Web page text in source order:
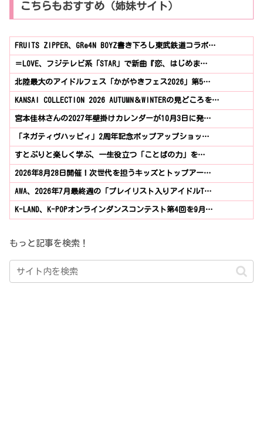
こちらもおすすめ（姉妹サイト）
FRUITS ZIPPER、GRe4N BOYZ書き下ろし東武鉄道コラボ…
＝LOVE、フジテレビ系「STAR」で新曲『恋、はじめま…
北陸最大のアイドルフェス「かがやきフェス2026」第5…
KANSAI COLLECTION 2026 AUTUMN＆WINTERの見どころを…
宮本佳林さんの2027年壁掛けカレンダーが10月3日に発…
「ネガティヴハッピィ」2周年記念ポップアップショッ…
すとぷりと楽しく学ぶ、一生役立つ「ことばの力」を…
2026年8月28日開催！次世代を担うキッズとトップアー…
AWA、2026年7月最終週の「プレイリスト入りアイドルT…
K-LAND、K-POPオンラインダンスコンテスト第4回を9月…
もっと記事を検索！